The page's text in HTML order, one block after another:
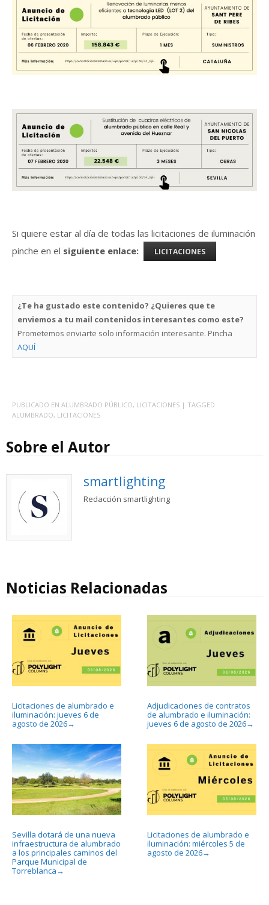
Si quiere estar al día de todas las licitaciones de iluminación
pinche en el siguiente enlace: LICITACIONES
¿Te ha gustado este contenido? ¿Quieres que te
enviemos a tu mail contenidos interesantes como este?
Prometemos enviarte solo información interesante. Pincha
AQUÍ
PUBLICADO EN ALUMBRADO PÚBLICO, LICITACIONES | TAGGED
ALUMBRADO, LICITACIONES
Sobre el Autor
smartlighting
Redacción smartlighting
Noticias Relacionadas
Licitaciones de alumbrado e
iluminación: jueves 6 de
agosto de 2026→
Adjudicaciones de contratos
de alumbrado e iluminación:
jueves 6 de agosto de 2026→
Sevilla dotará de una nueva
infraestructura de alumbrado
a los principales caminos del
Parque Municipal de
Torreblanca →
Licitaciones de alumbrado e
iluminación: miércoles 5 de
agosto de 2026→